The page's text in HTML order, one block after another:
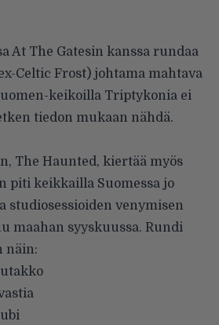
At The Gatesin kanssa rundaa
Celtic Frost) johtama mahtava
keikoilla Triptykonia ei
tiedon mukaan nähdä.
The Haunted, kiertää myös
piti keikkailla Suomessa jo
studiosessioiden venymisen
maahan syyskuussa. Rundi
näin: